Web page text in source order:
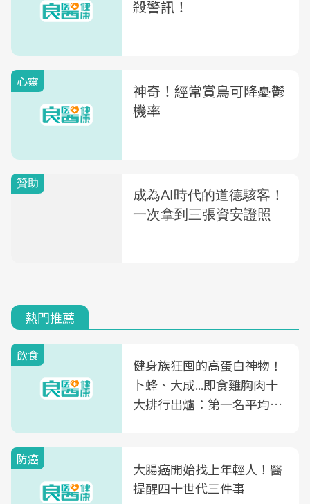
殺警訊！
心靈
神奇！經常賞鳥可降憂鬱
機率
熱門推薦
飲食
健身族狂囤的高蛋白神物！
卜蜂、大成...即食雞胸肉十
大排行出爐：第一名平均一
防癌
大腸癌開始找上年輕人！醫
提醒四十世代三件事